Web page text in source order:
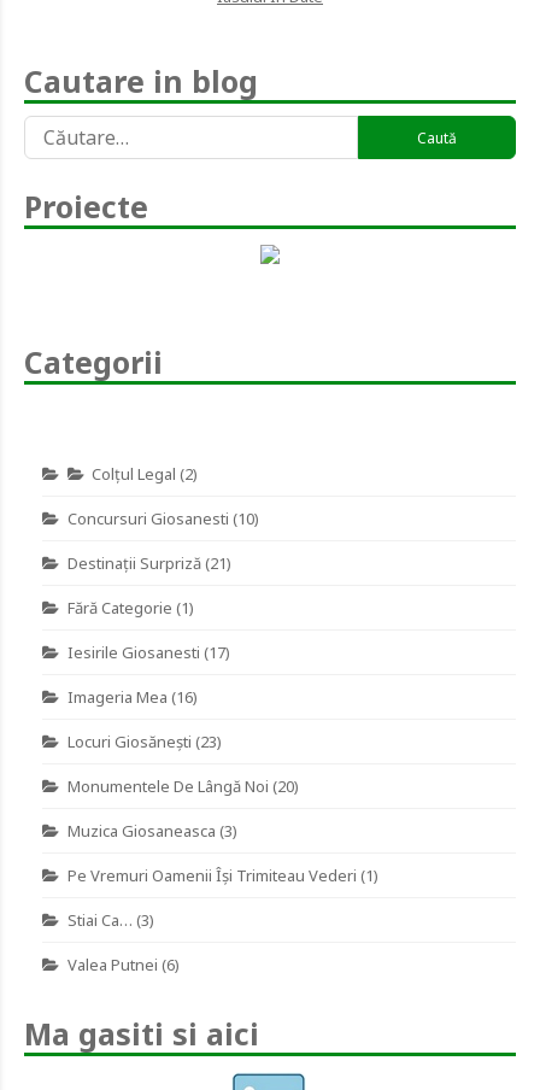
Cautare in blog
după:
Proiecte
Categorii
Colţul Legal (2)
Concursuri Giosanesti (10)
Destinaţii Surpriză(21)
Fără Categorie (1)
Iesirile Giosanesti (17)
Imageria Mea (16)
Locuri Giosănești (23)
Monumentele De Lângă Noi (20)
Muzica Giosaneasca (3)
Pe Vremuri Oamenii Îşi Trimiteau Vederi (1)
Stiai Ca… (3)
Valea Putnei (6)
Ma gasiti si aici